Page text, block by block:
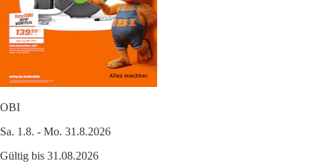
OBI
Sa. 1.8. - Mo. 31.8.2026
Gültig bis 31.08.2026